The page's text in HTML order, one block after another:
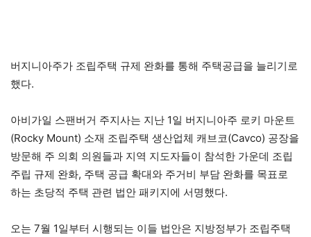
버지니아주가 조립주택 규제 완화를 통해 주택공급을 늘리기로
했다.
아비가일 스팬버거 주지사는 지난 1일 버지니아주 로키 마운트
(Rocky Mount) 소재 조립주택 생산업체 캐브코(Cavco) 공장을
방문해 주 의회 의원들과 지역 지도자들이 참석한 가운데 조립
주립 규제 완화, 주택 공급 확대와 주거비 부담 완화를 목표로
하는 초당적 주택 관련 법안 패키지에 서명했다.
오는 7월 1일부터 시행되는 이들 법안은 지방정부가 조립주택